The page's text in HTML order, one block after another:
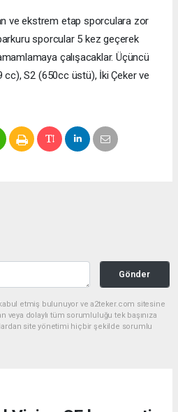
ve ekstrem etap sporculara zor
sporcular 5 kez geçerek
çalışacaklar. Üçüncü
cc), S2 (650cc üstü), İki Çeker ve
Gönder
etmiş bulunuyor ve a2teker.com sitesine
veya dolaylı tüm sorumluluğu tek başınıza
site yönetimi hiçbir şekilde sorumlu